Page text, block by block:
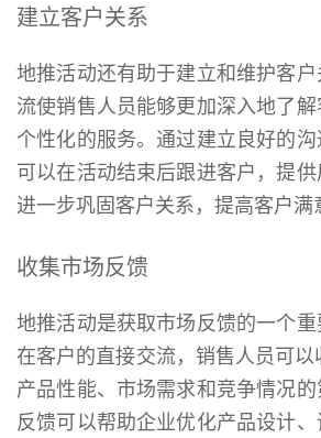
建立客户关系
地推活动还有助于建立和维护客
流使销售人员能够更加深入地了
个性化的服务。通过建立良好的
可以在活动结束后跟进客户，提供
进一步巩固客户关系，提高客户满
收集市场反馈
地推活动是获取市场反馈的一个
在客户的直接交流，销售人员可
产品性能、市场需求和竞争情况
反馈可以帮助企业优化产品设计